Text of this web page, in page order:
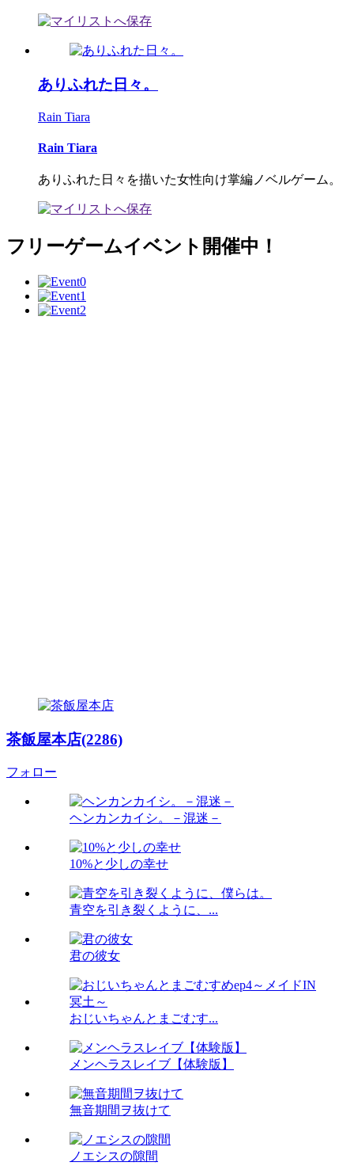
ありふれた日々。
Rain Tiara
Rain Tiara
ありふれた日々を描いた女性向け掌編ノベルゲーム。
フリーゲームイベント開催中！
茶飯屋本店(2286)
フォロー
ヘンカンカイシ。－混迷－
10%と少しの幸せ
青空を引き裂くように、...
君の彼女
おじいちゃんとまごむす...
メンヘラスレイブ【体験版】
無音期間ヲ抜けて
ノエシスの隙間